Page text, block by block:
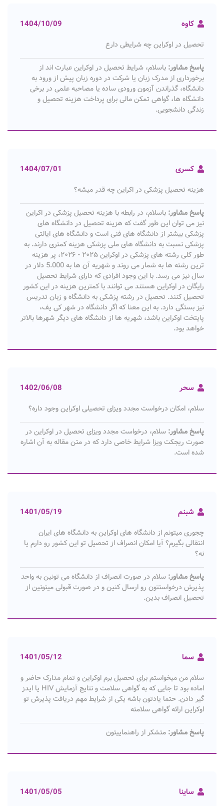
کاوه 1404/10/09
تحصیل در اوکراین چه شرایطی دارع
پاسخ مشاور: باسلام، شرایط تحصیل در اوکراین عبارت اند از
برخورداری از مدرک زبان یا شرکت در دوره زبان پیش از ورود به
دانشگاه، گذراندن آزمون ورودی ساده یا مصاحبه علمی در برخی
دانشگاه ها، گواهی تمکن مالی برای پرداخت هزینه تحصیل و
زندگی دانشجویی.
کسری 1404/07/01
هزینه تحصیل پزشکی در اکراین چه قدر میشه؟
پاسخ مشاور: باسلام، در رابطه با هزینه تحصیل پزشکی در اکراین
نیز می توان این طور گفت که هزینه تحصیل در دانشگاه های
پزشکی بیشتر از دانشگاه های فنی است و دانشگاه های ایالتی
پزشکی نسبت به دانشگاه های ملی پزشکی هزینه کمتری دارند. به
طور کلی رشته های پزشکی در اوکراین ۲۰۲۵ - ۲۰۲۶، پر هزینه
ترین رشته ها به شمار می روند و شهریه آن ها به 5.000 دلار در
سال نیز می رسد. با این وجود افرادی که دارای شرایط تحصیل
رایگان در اوکراین هستند می توانند با کمترین هزینه در این کشور
تحصیل کنند. تحصیل در رشته پزشکی به دانشگاه و زبان تدریس
نیز بستگی دارد. به این معنا که اگر دانشگاه در شهر کی یف،
پایتخت اوکراین باشد، شهریه ها از دانشگاه های دیگر شهرها بالاتر
خواهد بود.
سحر 1402/06/08
سلام، امکان درخواست مجدد ویزای تحصیلی اوکراین وجود داره؟
پاسخ مشاور: سلام، درخواست مجدد ویزای تحصیل در اوکراین در
صورت ریجکت ویزا شرایط خاصی دارد که در متن مقاله به آن اشاره
شده است.
شبنم 1401/05/19
چجوری میتونم از دانشگاه های اوکراین به دانشگاه های ایران
انتقالی بگیرم؟ آیا امکان انصراف از تحصیل تو این کشور رو دارم یا
نه؟
پاسخ مشاور: سلام در صورت انصراف از دانشگاه می تونین به واحد
پذیرش درخواستتون رو ارسال کنین و در صورت قبولی میتونین از
تحصیل انصراف بدین.
سما 1401/05/12
سلام من میخواستم برای تحصیل برم اوکراین و تمام مدارک حاضر و
اماده بود تا جایی که به گواهی سلامت و نتایج آزمایش HIV یا ایدز
گیر دادن. حتما یادتون باشه یکی از شرایط مهم دریافت پذیرش تو
اوکراین ارائه گواهی سلامته
پاسخ مشاور: متشکر از راهنماییتون
ساینا 1401/05/05